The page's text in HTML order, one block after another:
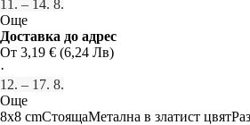
11. – 14. 8.
Още
Доставка до адрес
От 3,19 € (6,24 Лв)
·
12. – 17. 8.
Още
8x8 cmСтоящаМетална в златист цвят